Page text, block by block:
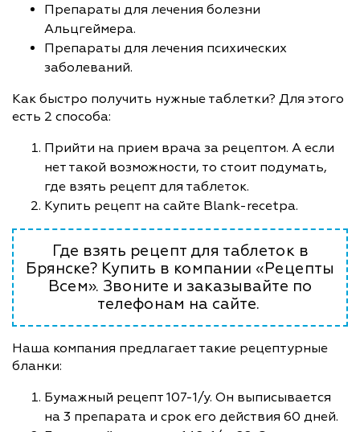
Препараты для лечения болезни
Альцгеймера.
Препараты для лечения психических
заболеваний.
Как быстро получить нужные таблетки? Для этого
есть 2 способа:
Прийти на прием врача за рецептом. А если
нет такой возможности, то стоит подумать,
где взять рецепт для таблеток.
Купить рецепт на сайте Blank-recetpa.
Где взять рецепт для таблеток в
Брянске? Купить в компании «Рецепты
Всем». Звоните и заказывайте по
телефонам на сайте.
Наша компания предлагает такие рецептурные
бланки:
Бумажный рецепт 107-1/у. Он выписывается
на 3 препарата и срок его действия 60 дней.